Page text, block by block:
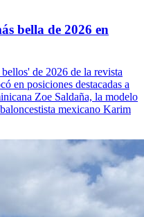
bella de 2026 en
de 2026 de la revista
en posiciones destacadas a
Zoe Saldaña, la modelo
mexicano Karim